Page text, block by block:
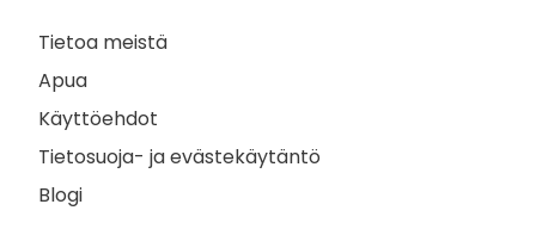
Tietoa meistä
Apua
Käyttöehdot
Tietosuoja- ja evästekäytäntö
Blogi